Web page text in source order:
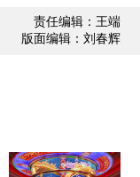
责任编辑：王端
版面编辑：刘春辉